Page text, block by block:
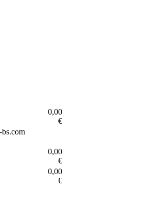
0,00
€
0,00
€
0,00
€